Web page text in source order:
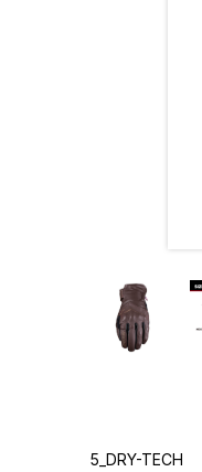
5_DRY-TECH